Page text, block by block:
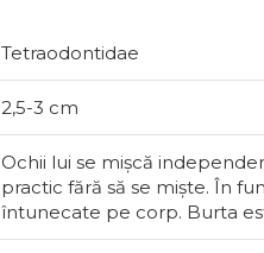
Tetraodontidae
2,5-3 cm
Ochii lui se mișcă
practic fără să se miște. În
întunecate pe corp. Burta